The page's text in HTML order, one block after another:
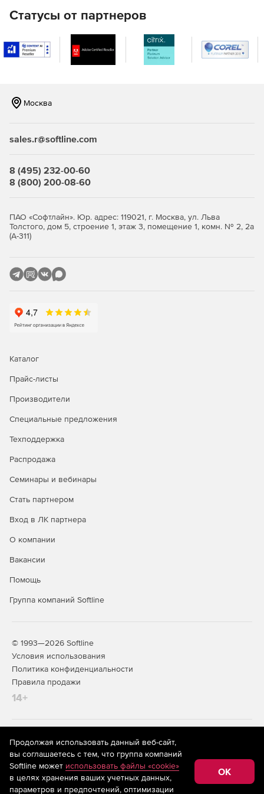
звукового канала 5.1 без понижающего
микширования.
мультимедиа или дрожания вращающейся камеры в
Просмотр всех кадров на временной шкале
Выпуск фильмов в формате видеофайла MKV.
2K или 4K Ultra HD.
Статусы от партнеров
Москва
sales.r@softline.com
8 (495) 232-00-60
8 (800) 200-08-60
ПАО «Софтлайн». Юр. адрес: 119021, г. Москва, ул. Льва
Толстого, дом 5, строение 1, этаж 3, помещение 1, комн. № 2, 2а
(А-311)
Каталог
Прайс-листы
Производители
Специальные предложения
Техподдержка
Распродажа
Семинары и вебинары
Стать партнером
Вход в ЛК партнера
О компании
Вакансии
Помощь
Группа компаний Softline
© 1993—2026 Softline
Условия использования
Политика конфиденциальности
Правила продажи
14+
На информационном ресурсе store.softline.ru применяются
рекомендательные технологии
(информационные технологии
предоставления информации на основе сбора,
систематизации и анализа сведений, относящихся к
предпочтениям пользователей сети «Интернет»,
находящихся на территории Российской Федерации)
Продолжая использовать данный веб-сайт,
вы соглашаетесь с тем, что группа компаний
Softline может использовать файлы «cookie»
в целях хранения ваших учетных данных,
параметров и предпочтений, оптимизации
OK